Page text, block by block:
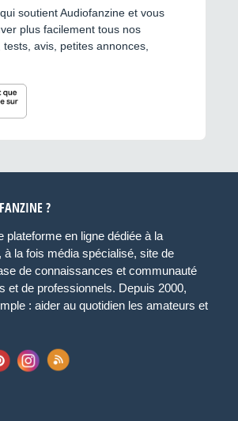
soutient Audiofanzine et vous
plus facilement tous nos
avis, petites annonces,
?
plateforme en ligne dédiée à la
à la fois média spécialisé, site de
de connaissances et communauté
et de professionnels. Depuis 2000,
: aider au quotidien les amateurs et